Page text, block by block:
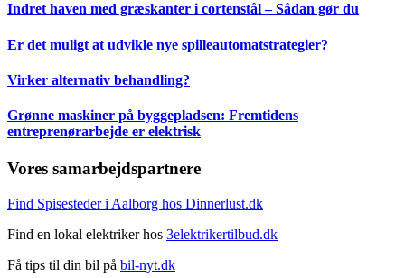
Indret haven med græskanter i cortenstål – Sådan gør du
Er det muligt at udvikle nye spilleautomatstrategier?
Virker alternativ behandling?
Grønne maskiner på byggepladsen: Fremtidens
entreprenørarbejde er elektrisk
Vores samarbejdspartnere
Find Spisesteder i Aalborg hos Dinnerlust.dk
Find en lokal elektriker hos 3elektrikertilbud.dk
Få tips til din bil på bil-nyt.dk